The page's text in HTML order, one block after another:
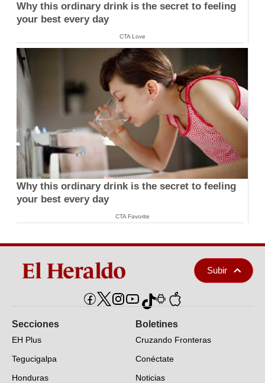
Why this ordinary drink is the secret to feeling
your best every day
CTA Love
Why this ordinary drink is the secret to feeling
your best every day
CTA Favorite
Subir
Secciones
EH Plus
Tegucigalpa
Honduras
Boletines
Cruzando Fronteras
Conéctate
Noticias